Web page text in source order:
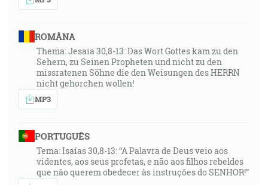
ROMÂNA
Thema: Jesaia 30,8-13: Das Wort Gottes kam zu den
Sehern, zu Seinen Propheten und nicht zu den
missratenen Söhne die den Weisungen des HERRN
nicht gehorchen wollen!
MP3
PORTUGUÊS
Tema: Isaías 30,8-13: “A Palavra de Deus veio aos
videntes, aos seus profetas, e não aos filhos rebeldes
que não querem obedecer às instruções do SENHOR!”